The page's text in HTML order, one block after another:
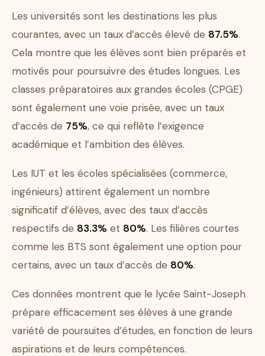
Les universités sont les destinations les plus
courantes, avec un taux d’accès élevé de 87.5%.
Cela montre que les élèves sont bien préparés et
motivés pour poursuivre des études longues. Les
classes préparatoires aux grandes écoles (CPGE)
sont également une voie prisée, avec un taux
d’accès de 75%, ce qui reflète l’exigence
académique et l’ambition des élèves.
Les IUT et les écoles spécialisées (commerce,
ingénieurs) attirent également un nombre
significatif d’élèves, avec des taux d’accès
respectifs de 83.3% et 80%. Les filières courtes
comme les BTS sont également une option pour
certains, avec un taux d’accès de 80%.
Ces données montrent que le lycée Saint-Joseph
prépare efficacement ses élèves à une grande
variété de poursuites d’études, en fonction de leurs
aspirations et de leurs compétences.